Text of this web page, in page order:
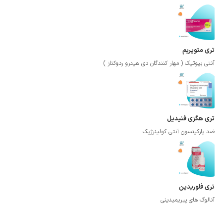
تری متوپریم
آنتی بیوتیک ( مهار کنندگان دی هیدرو ردوکتاز )
تری هگزی فنیدیل
ضد پارکینسون آنتی کولینرژیک
تری فلوریدین
آنالوگ های پیریمیدینی